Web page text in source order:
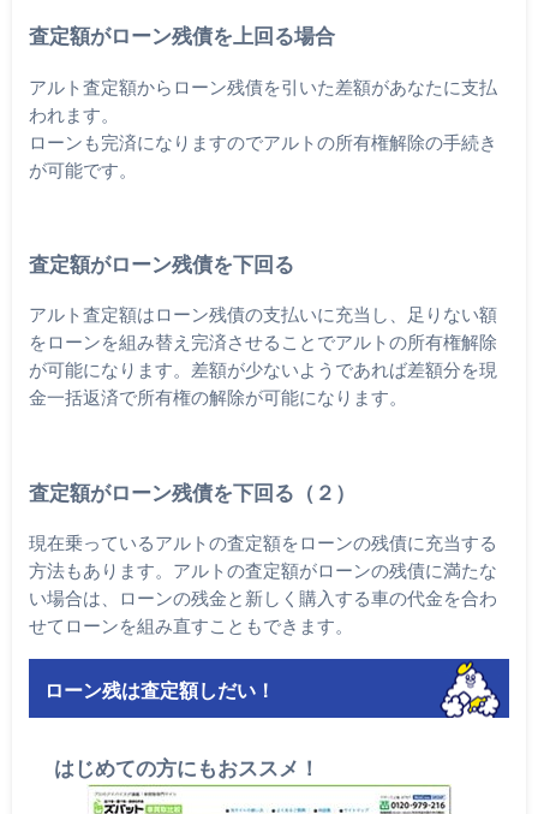
査定額がローン残債を上回る場合
アルト査定額からローン残債を引いた差額があなたに支払
われます。
ローンも完済になりますのでアルトの所有権解除の手続き
が可能です。
査定額がローン残債を下回る
アルト査定額はローン残債の支払いに充当し、足りない額
をローンを組み替え完済させることでアルトの所有権解除
が可能になります。差額が少ないようであれば差額分を現
金一括返済で所有権の解除が可能になります。
査定額がローン残債を下回る（２）
現在乗っているアルトの査定額をローンの残債に充当する
方法もあります。アルトの査定額がローンの残債に満たな
い場合は、ローンの残金と新しく購入する車の代金を合わ
せてローンを組み直すこともできます。
ローン残は査定額しだい！
はじめての方にもおススメ！